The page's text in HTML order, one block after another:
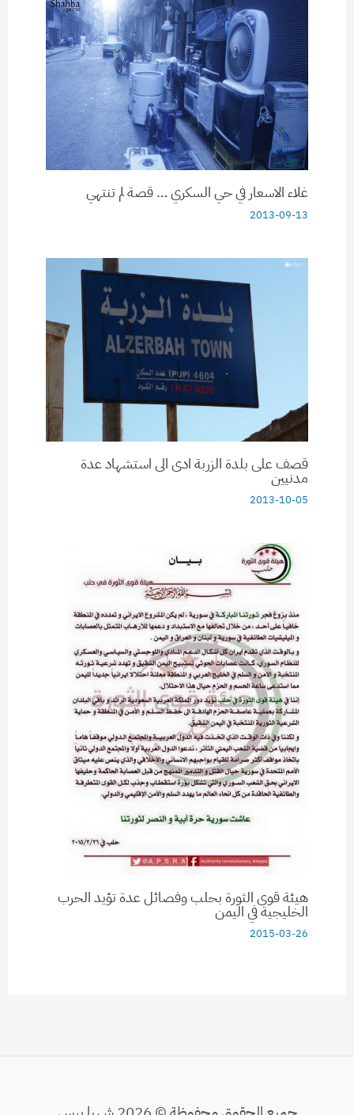
غلاء الاسعار في حي السكري … قصة لم تنتهي
2013-09-13
قصف على بلدة الزربة ادى الى استشهاد عدة
مدنيين
2013-10-05
هيئة قوى الثورة بحلب وفصائل عدة تؤيد الحرب
الخليجية في اليمن
2015-03-26